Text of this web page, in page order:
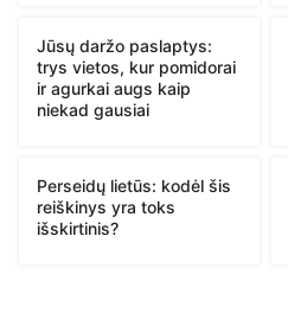
Jūsų daržo paslaptys:
trys vietos, kur pomidorai
ir agurkai augs kaip
niekad gausiai
Perseidų lietūs: kodėl šis
reiškinys yra toks
išskirtinis?